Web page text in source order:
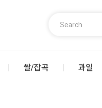
쌀/잡곡 과일